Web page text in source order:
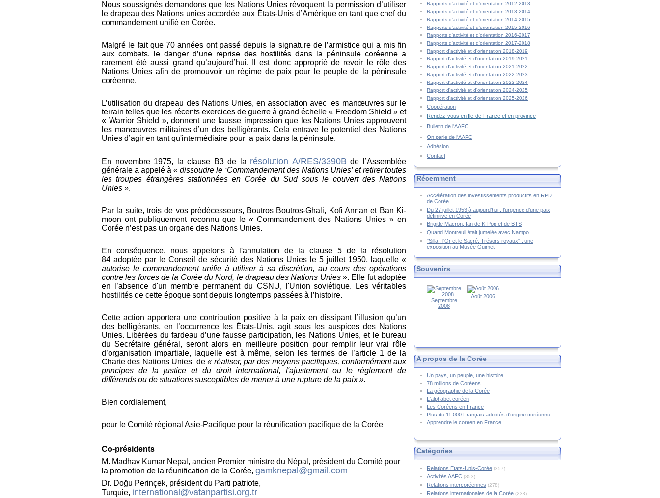
Nous soussignés demandons que les Nations Unies révoquent la permission d’utiliser
le drapeau des Nations unies accordée aux États-Unis d’Amérique en tant que chef du
commandement unifié en Corée.
Malgré le fait que 70 années ont passé depuis la signature de l’armistice qui a mis fin
aux combats, le danger d’une reprise des hostilités dans la péninsule coréenne a
rarement été aussi grand qu’aujourd’hui. Il est donc approprié de revoir le rôle des
Nations Unies afin de promouvoir un régime de paix pour le peuple de la péninsule
coréenne.
L’utilisation du drapeau des Nations Unies, en association avec les manœuvres sur le
terrain telles que les récents exercices de guerre à grand échelle « Freedom Shield » et
« Warrior Shield », donnent une fausse impression que les Nations Unies approuvent
les manœuvres militaires d’un des belligérants. Cela entrave le potentiel des Nations
Unies d’agir en tant qu'intermédiaire pour la paix dans la péninsule.
En novembre 1975, la clause B3 de la résolution A/RES/3390B de l’Assemblée
générale a appelé à « dissoudre le ‘Commandement des Nations Unies’ et retirer toutes
les troupes étrangères stationnées en Corée du Sud sous le couvert des Nations
Unies ».
Par la suite, trois de vos prédécesseurs, Boutros Boutros-Ghali, Kofi Annan et Ban Ki-
moonont publiquement reconnu que le « Commandement des Nations Unies » en
Corée n’est pas un organe des Nations Unies.
En conséquence, nous appelons à l'annulation de la clause 5 de a résolution
84 adoptée par le Conseil de sécurité des Nations Unies le 5 juillet 1950, laquelle «
autorise le commandement unifié à utiliser à sa discrétion, au cours des opérations
contreles forces de la Corée du Nord, le drapeau des Nations Unies ». Elle futadoptée
en l’absence d'un membre permanent du CSNU, l'Union soviétique. Les véritables
hostilités de cette époque sont depuis longtemps passées à l’histoire.
Cette action apportera une contribution positive à la paix en dissipant l’illusion qu’un
des belligérants, en l’occurrence les États-Unis, agit sous les auspices des Nations
Unies. Libérées du fardeau d’une fausse participation, les Nations Unies, et le bureau
du Secrétaire général, seront alors en meilleure position pour remplir leur vrai rôle
d’organisation impartiale,
laquelle est à même, selon les termes de l’article 1 de la
Charte des Nations Unies, de« réaliser, par des moyens pacifiques, conformément aux
principes de la justice et du droit international, l'ajustement ou le règlement de
différends ou de situations susceptibles de mener à une rupture de la paix ».
Bien cordialement,
pour le Comité régional Asie-Pacifique pour la réunification pacifique de la Corée
Co-présidents
M. Madhav Kumar Nepal, ancien Premier ministre du Népal, président du Comité pour
la promotion de la réunification de la Corée, gamknepal@gmail.com
Dr. Doğu Perinçek, président du Parti patriote,
Turquie, international@vatanpartisi.org.tr
Rapports d'activité et d'orientation 2012-2013
Rapports d'activité et d'orientation 2013-2014
Rapports d'activité et d'orientation 2014-2015
Rapports d'activité et d'orientation 2015-2016
Rapports d'activité et d'orientation 2016-2017
Rapports d'activité et d'orientation 2017-2018
Rapport d'activité et d'orientation 2018-2019
Rapport d'activité et d'orientation 2019-2021
Rapport d'activité et d'orientation 2021-2022
Rapport d'activité et d'orientation 2022-2023
Rapport d'activité et d'orientation 2023-2024
Rapport d'activité et d'orientation 2024-2025
Rapport d'activité et d'orientation 2025-2026
Coopération
Rendez-vous en Ile-de-France et en province
Bulletin de l'AAFC
On parle de l'AAFC
Adhésion
Contact
Récemment
Accélération des investissements productifs en RPD
de Corée
Du 27 juillet 1953 à aujourd’hui : l’urgence d’une paix
définitive en Corée
Brigitte Macron, fan de K-Pop et de BTS
Quand Montreuil était jumelée avec Nampo
"Silla : l'Or et le Sacré. Trésors royaux" : une
exposition au Musée Guimet
Souvenirs
Septembre
2008
Août 2006
A propos de la Corée
Un pays, un peuple, une histoire
78 millions de Coréens
La géographie de la Corée
L'alphabet coréen
Les Coréens en France
Plus de 11.000 Français adoptés d'origine coréenne
Apprendre le coréen en France
Catégories
Relations Etats-Unis-Corée (357)
Activités AAFC (353)
Relations intercoréennes (278)
Relations internationales de la Corée (238)